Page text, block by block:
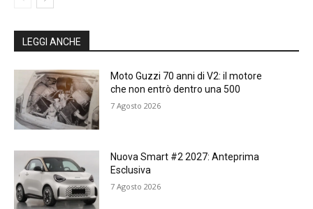
LEGGI ANCHE
Moto Guzzi 70 anni di V2: il motore
che non entrò dentro una 500
7 Agosto 2026
Nuova Smart #2 2027: Anteprima
Esclusiva
7 Agosto 2026